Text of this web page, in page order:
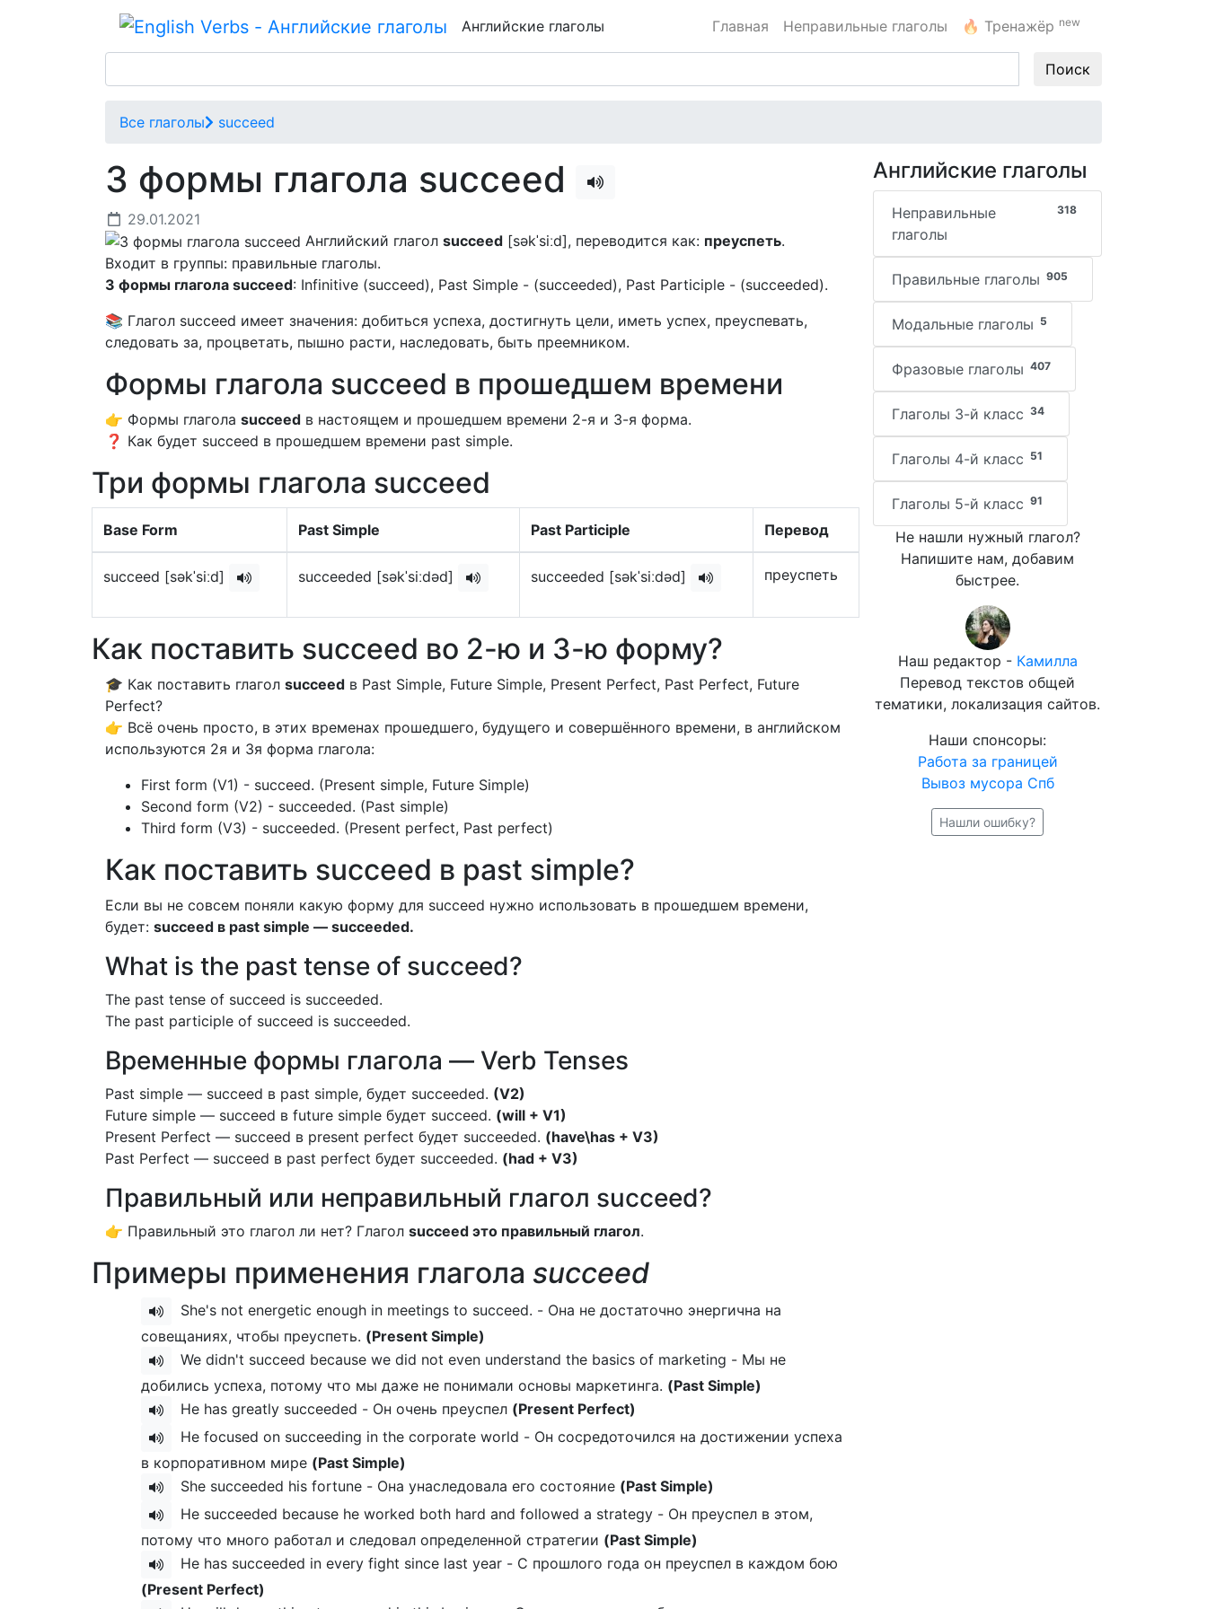
Английские глаголы Главная Неправильные глаголы 🔥 Тренажёр new
Поиск
Все глаголы succeed
3 формы глагола succeed
29.01.2021
Английский глагол succeed [səkˈsiːd], переводится как: преуспеть.
Входит в группы: правильные глаголы.
3 формы глагола succeed: Infinitive (succeed), Past Simple - (succeeded), Past Participle - (succeeded).
📚 Глагол succeed имеет значения: добиться успеха, достигнуть цели, иметь успех, преуспевать,
следовать за, процветать, пышно расти, наследовать, быть преемником.
Формы глагола succeed в прошедшем времени
👉 Формы глагола succeed в настоящем и прошедшем времени 2-я и 3-я форма.
❓ Как будет succeed в прошедшем времени past simple.
Три формы глагола succeed
Base Form Past Simple Past Participle Перевод
succeed [səkˈsiːd] succeeded [səkˈsiːdəd] succeeded [səkˈsiːdəd] преуспеть
Как поставить succeed во 2-ю и 3-ю форму?
🎓 Как поставить глагол succeed в Past Simple, Future Simple, Present Perfect, Past Perfect, Future
Perfect?
👉 Всё очень просто, в этих временах прошедшего, будущего и совершённого времени, в английском
используются 2я и 3я форма глагола:
First form (V1) - succeed. (Present simple, Future Simple)
Second form (V2) - succeeded. (Past simple)
Third form (V3) - succeeded. (Present perfect, Past perfect)
Как поставить succeed в past simple?
Если вы не совсем поняли какую форму для succeed нужно использовать в прошедшем времени,
будет: succeed в past simple — succeeded.
What is the past tense of succeed?
The past tense of succeed is succeeded.
The past participle of succeed is succeeded.
Временные формы глагола — Verb Tenses
Past simple — succeed в past simple, будет succeeded. (V2)
Future simple — succeed в future simple будет succeed. (will + V1)
Present Perfect — succeed в present perfect будет succeeded. (have\has + V3)
Past Perfect — succeed в past perfect будет succeeded. (had + V3)
Правильный или неправильный глагол succeed?
👉 Правильный это глагол ли нет? Глагол succeed это правильный глагол.
Примеры применения глагола succeed
She's not energetic enough in meetings to succeed. - Она не достаточно энергична на
совещаниях, чтобы преуспеть. (Present Simple)
We didn't succeed because we did not even understand the basics of marketing - Мы не
добились успеха, потому что мы даже не понимали основы маркетинга. (Past Simple)
He has greatly succeeded - Он очень преуспел (Present Perfect)
He focused on succeeding in the corporate world - Он сосредоточился на достижении успеха
в корпоративном мире (Past Simple)
She succeeded his fortune - Она унаследовала его состояние (Past Simple)
He succeeded because he worked both hard and followed a strategy - Он преуспел в этом,
потому что много работал и следовал определенной стратегии (Past Simple)
He has succeeded in every fight since last year - С прошлого года он преуспел в каждом бою
(Present Perfect)
Английские глаголы
318
Неправильные
глаголы
905
Правильные глаголы
5
Модальные глаголы
407
Фразовые глаголы
34
Глаголы 3-й класс
51
Глаголы 4-й класс
91
Глаголы 5-й класс
Не нашли нужный глагол?
Напишите нам, добавим
быстрее.
Наш редактор - Камилла
Перевод текстов общей
тематики, локализация сайтов.
Наши спонсоры:
Работа за границей
Вывоз мусора Спб
Нашли ошибку?